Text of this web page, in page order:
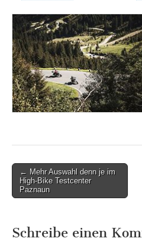
Post
navigation
← Mehr Auswahl denn je im
High-Bike Testcenter
Paznaun
Schreibe einen